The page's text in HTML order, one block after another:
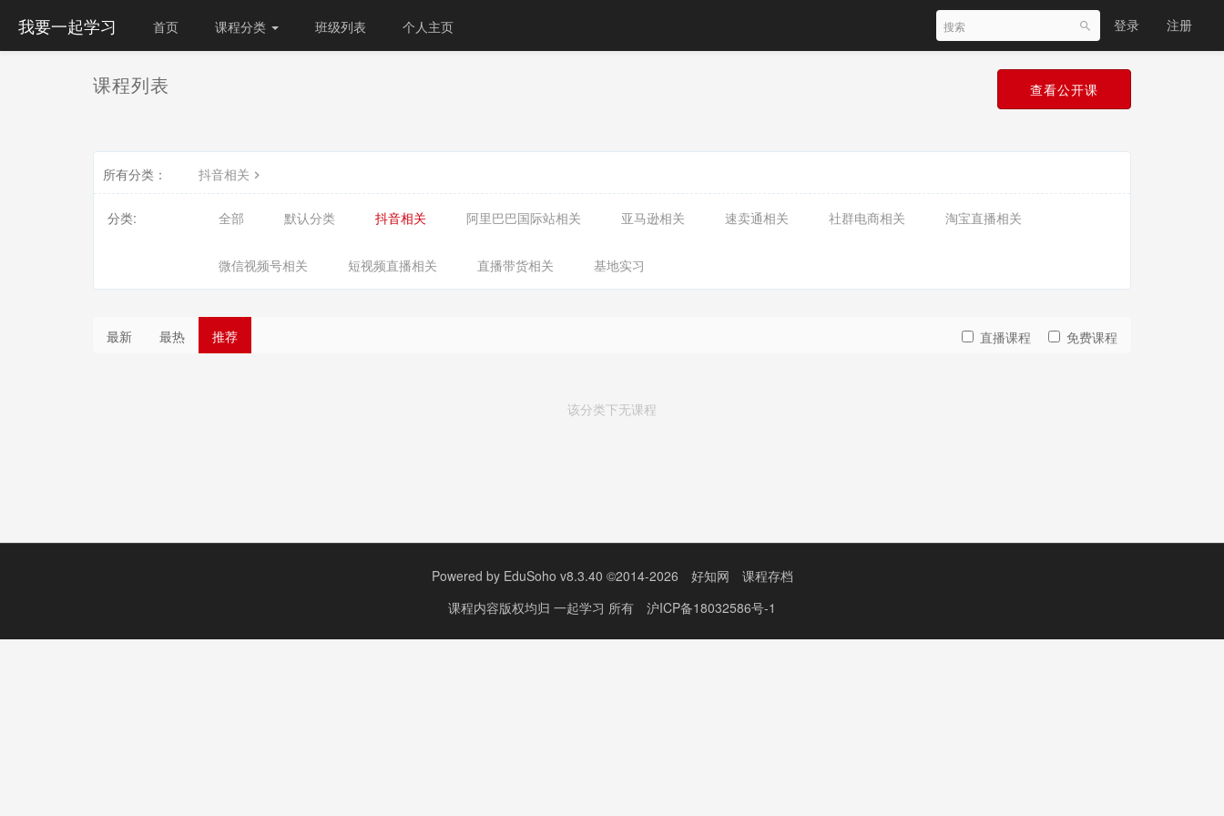
我要一起学习 首页 课程分类 班级列表 个人主页 登录 注册
课程列表 查看公开课
所有分类： 抖音相关
分类: 全部 默认分类 抖音相关 阿里巴巴国际站相关 亚马逊相关 速卖通相关 社群电商相关 淘宝直播相关
微信视频号相关 短视频直播相关 直播带货相关 基地实习
最新 最热 推荐 直播课程 免费课程
该分类下无课程
Powered by EduSoho v8.3.40 ©2014-2026 好知网
课程存档
课程内容版权均归 一起学习 所有 沪ICP备18032586号-1